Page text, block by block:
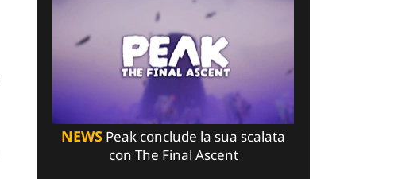
NEWS Peak conclude la sua scalata
con The Final Ascent